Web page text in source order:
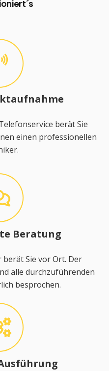
berät Sie
einen professionellen
Beratung
berät Sie vor Ort. Der
alle durchzuführenden
besprochen.